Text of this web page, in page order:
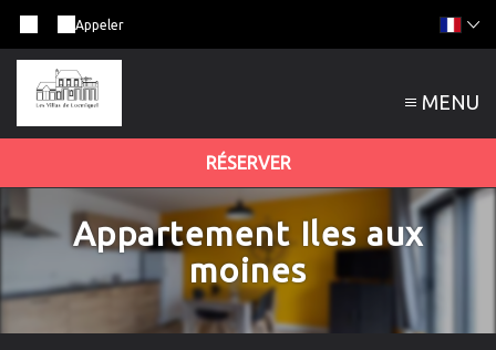
Appeler
MENU
RÉSERVER
Appartement Iles aux
moines